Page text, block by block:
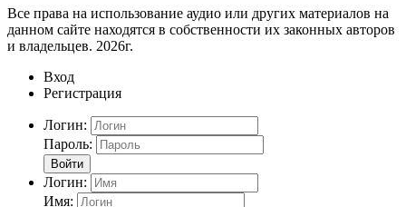
Все права на использование аудио или других материалов на
данном сайте находятся в собственности их законных авторов
и владельцев. 2026г.
Вход
Регистрация
Логин:
Пароль:
Войти
Логин:
Имя: